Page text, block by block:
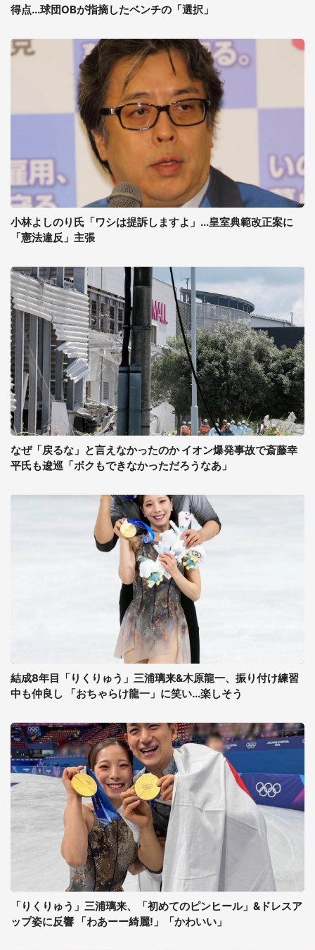
得点...球団OBが指摘したベンチの「選択」
小林よしのり氏「ワシは提訴しますよ」...皇室典範改正案に
「憲法違反」主張
なぜ「戻るな」と言えなかったのか イオン爆発事故で斎藤幸
平氏も逡巡「ボクもできなかっただろうなあ」
結成8年目「りくりゅう」三浦璃来&木原龍一、振り付け練習
中も仲良し 「おちゃらけ龍一」に笑い...楽しそう
「りくりゅう」三浦璃来、「初めてのピンヒール」&ドレスア
ップ姿に反響 「わあーー綺麗!」「かわいい」